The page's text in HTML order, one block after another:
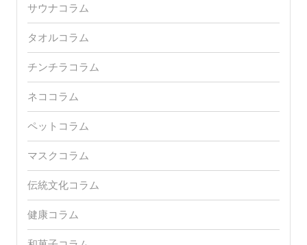
サウナコラム
タオルコラム
チンチラコラム
ネココラム
ペットコラム
マスクコラム
伝統文化コラム
健康コラム